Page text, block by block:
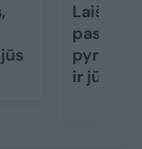
pyrago
ir jūs